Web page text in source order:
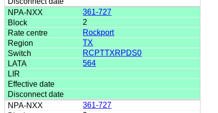
361-727
2
Rockport
TX
RCPTTXRPDS0
564
361-727